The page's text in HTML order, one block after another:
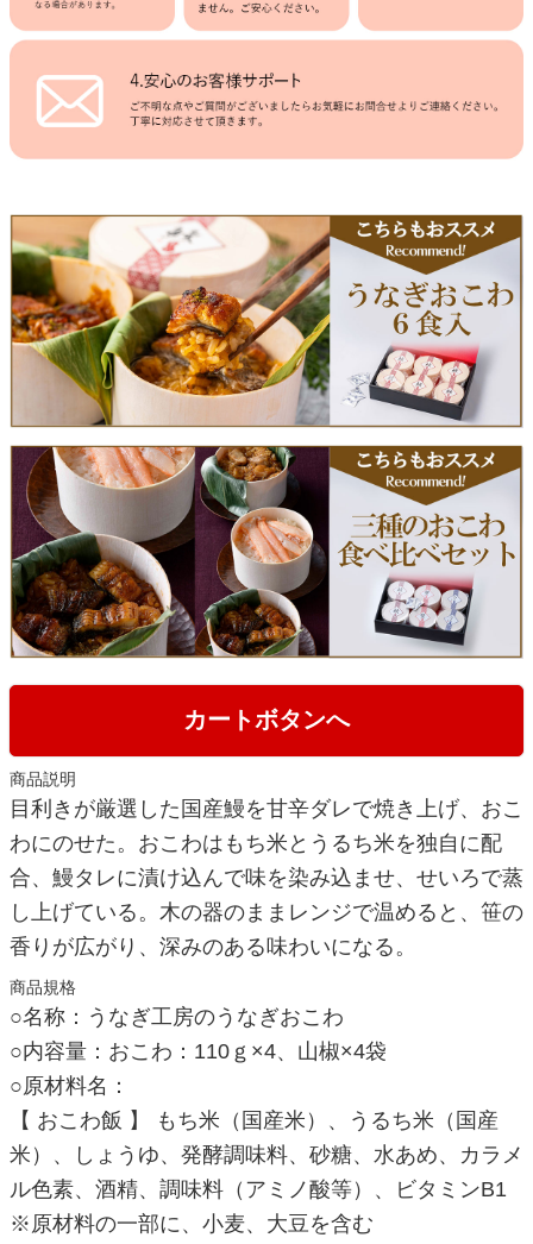
カートボタンへ
商品説明
目利きが厳選した国産鰻を甘辛ダレで焼き上げ、おこ
わにのせた。おこわはもち米とうるち米を独自に配
合、鰻タレに漬け込んで味を染み込ませ、せいろで蒸
し上げている。木の器のままレンジで温めると、笹の
香りが広がり、深みのある味わいになる。
商品規格
○名称：うなぎ工房のうなぎおこわ
○内容量：おこわ：110ｇ×4、山椒×4袋
○原材料名：
【 おこわ飯 】 もち米（国産米）、うるち米（国産
米）、しょうゆ、発酵調味料、砂糖、水あめ、カラメ
ル色素、酒精、調味料（アミノ酸等）、ビタミンB1
※原材料の一部に、小麦、大豆を含む